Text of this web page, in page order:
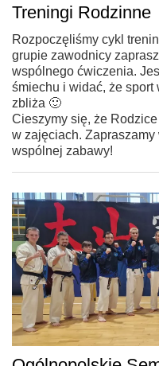
Treningi Rodzinne
Rozpoczęliśmy cykl
grupie zawodnicy
wspólnego ćwiczenia.
śmiechu i widać, że
zbliża 🙂
Cieszymy się, że
w zajęciach. Zapraszamy
wspólnej zabawy!